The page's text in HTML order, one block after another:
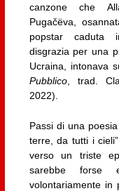
canzone che
Pugačëva,
popstar caduta
disgrazia per una
Ucraina, intonava
Pubblico, trad.
2022).
Passi di una
terre, da tutti i
verso un triste
sarebbe forse
volontariamente in